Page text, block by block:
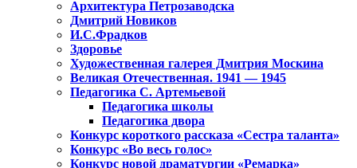
Архитектура Петрозаводска
Дмитрий Новиков
И.С.Фрадков
Здоровье
Художественная галерея Дмитрия Москина
Великая Отечественная. 1941 — 1945
Педагогика С. Артемьевой
Педагогика школы
Педагогика двора
Конкурс короткого рассказа «Сестра таланта»
Конкурс «Во весь голос»
Конкурс новой драматургии «Ремарка»